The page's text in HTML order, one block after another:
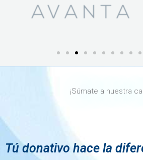
¡Súmate a nuestra
Tú donativo hace la